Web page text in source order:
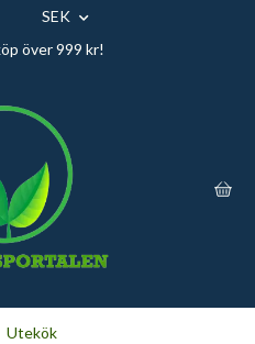
SEK
över 999 kr!
Utekök